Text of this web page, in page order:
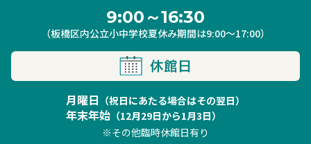
9:00～16:30
（板橋区内公立小中学校夏休み期間は9:00～17:00）
月曜日 （祝日にあたる場合はその翌日）
年末年始 （12月29日から1月3日）
※その他臨時休館日有り